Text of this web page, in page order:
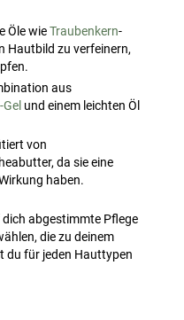
Öle wieTraubenkern-
Hautbild zu verfeinern,
aus
und einem leichten Öl
von
da sie eine
haben.
abgestimmte Pflege
die zu deinem
du für jeden Hauttypen